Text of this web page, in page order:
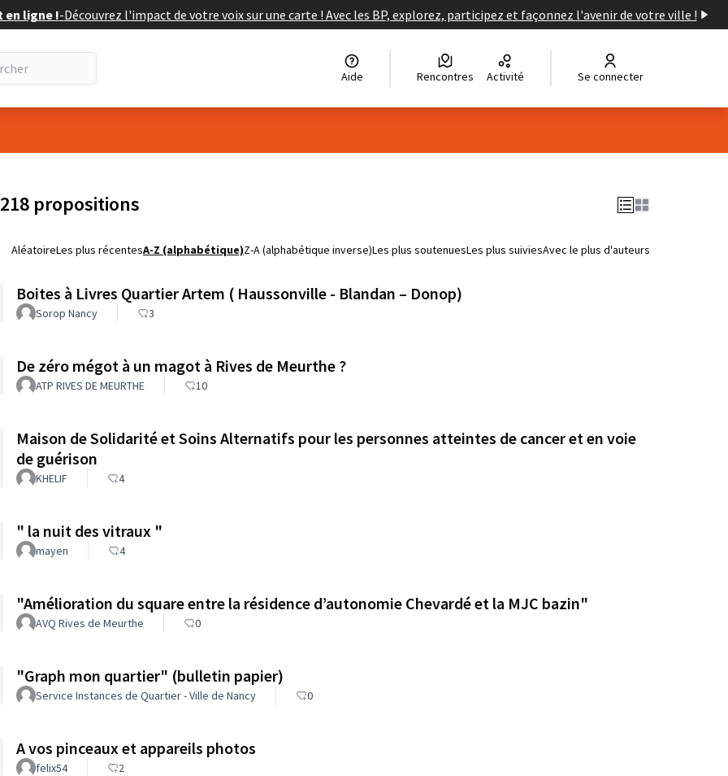
en ligne !-Découvrez l'impact de votre voix sur une carte ! Avec les BP, explorez, participez et façonnez l'avenir de votre ville !
Aide Rencontres Activité Se connecter
218 propositions
AléatoireLes plus récentesA-Z (alphabétique)Z-A (alphabétique inverse)Les plus soutenuesLes plus suiviesAvec le plus d'auteurs
Boites à Livres Quartier Artem ( Haussonville - Blandan – Donop)
Sorop Nancy 3
De zéro mégot à un magot à Rives de Meurthe ?
ATP RIVES DE MEURTHE 10
Maison de Solidarité et Soins Alternatifs pour les personnes atteintes de cancer et en voie
de guérison
KHELIF 4
" la nuit des vitraux "
mayen 4
"Amélioration du square entre la résidence d’autonomie Chevardé et la MJC bazin"
AVQ Rives de Meurthe 0
"Graph mon quartier" (bulletin papier)
Service Instances de Quartier - Ville de Nancy 0
A vos pinceaux et appareils photos
felix54 2